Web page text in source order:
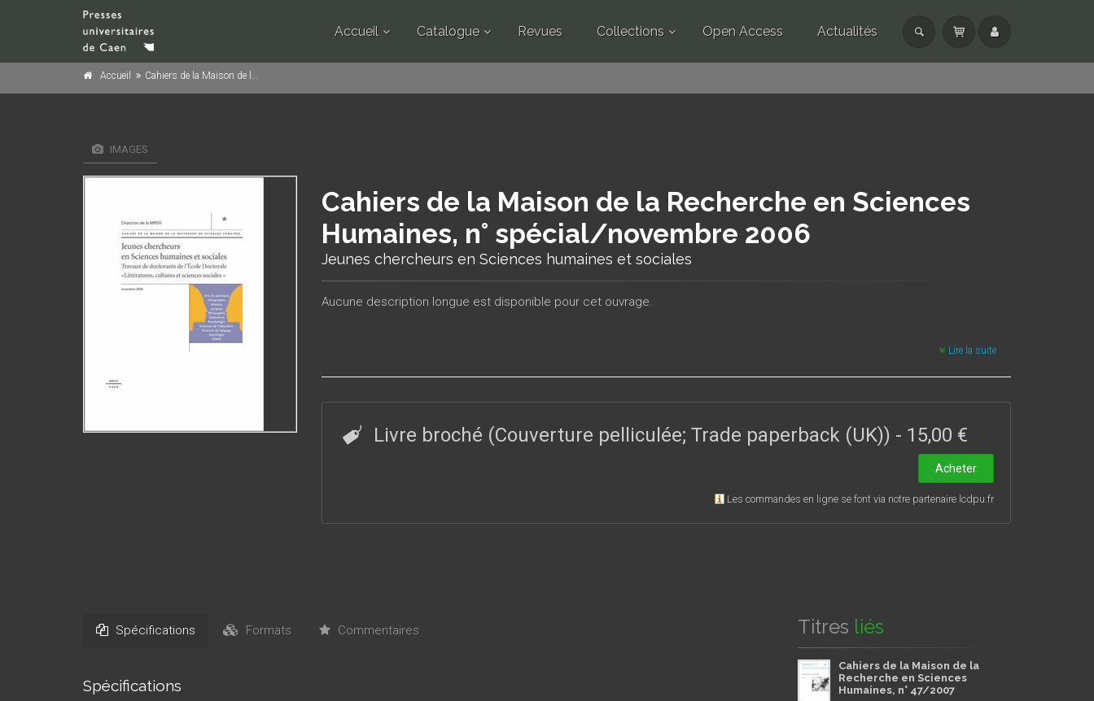
Accueil Catalogue Revues Collections Open Access Actualités
Accueil Cahiers de la Maison de la Recherche en Sciences Humaines, n° spécial/novembre 2006
IMAGES
Cahiers de la Maison de la Recherche en Sciences
Humaines, n° spécial/novembre 2006
Jeunes chercheurs en Sciences humaines et sociales
Aucune description longue est disponible pour cet ouvrage.
Lire la suite
Livre broché (Couverture pelliculée; Trade paperback (UK)) - 15,00 €
Acheter
Les commandes en ligne se font via notre partenaire lcdpu.fr
Spécifications Formats Commentaires
Spécifications
Titres liés
Cahiers de la Maison de la
Recherche en Sciences
Humaines, n° 47/2007